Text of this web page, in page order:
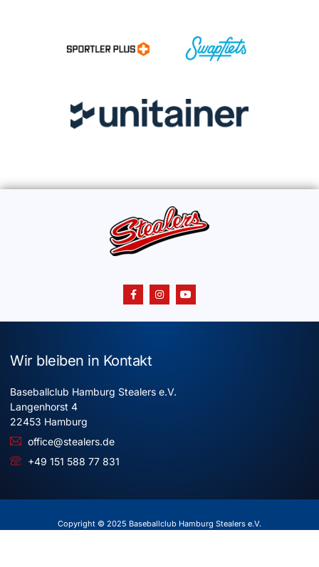
Wir bleiben in Kontakt
Baseballclub Hamburg Stealers e.V.
Langenhorst 4
22453 Hamburg
office@stealers.de
+49 151 588 77 831
Copyright © 2025 Baseballclub Hamburg Stealers e.V.